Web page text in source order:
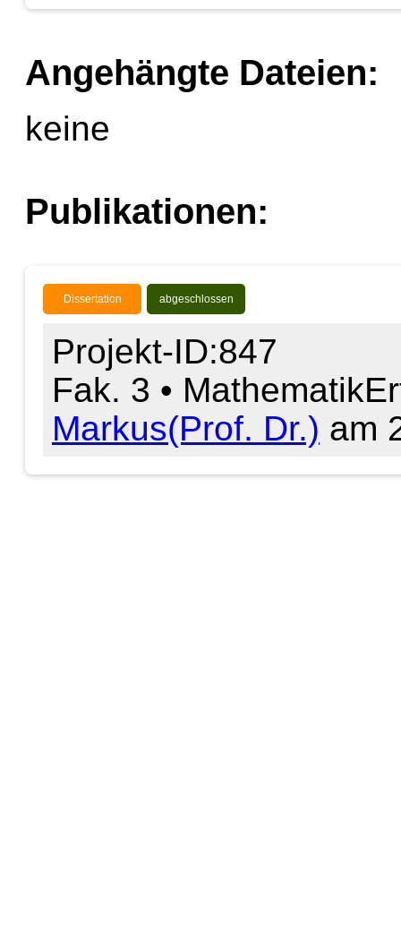
Angehängte Dateien:
keine
Publikationen:
Dissertation abgeschlossen
Projekt-ID:847
Fak. 3 • Mathematik
Markus(Prof. Dr.) am